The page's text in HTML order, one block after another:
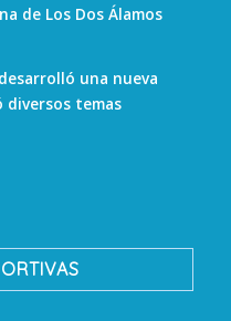
de Los Dos Álamos
una nueva
temas